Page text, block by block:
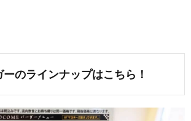
のラインナップはこちら！